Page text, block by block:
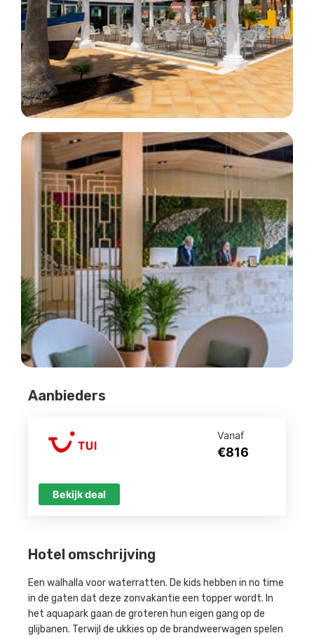
Hotel omschrijving
Een walhalla voor waterratten. De kids hebben in no time
in de gaten dat deze zonvakantie een topper wordt. In
het aquapark gaan de groteren hun eigen gang op de
glijbanen. Terwijl de ukkies op de brandweerwagen spelen
Aanbieders
Vanaf
€816
Bekijk deal